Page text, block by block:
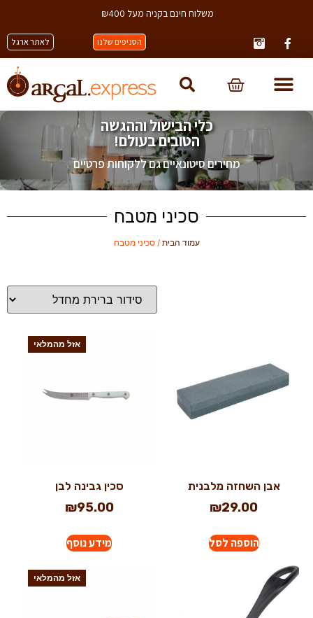
משלוח חינם בקניה מעל ₪400
הסניפים שלנו לאתר ארגל
כלי הבישול וההגשה
הטובים בעולם!
מחירים סיטונאיים גם ללקוחות פרטיים
סכיני מטבח
עמוד הבית / סכיני מטבח
אבן השחזה מלבנית
₪29.00
הוספה לסל
אזל מהמלאי
סכין גבינה לבן
₪95.00
מידע נוסף
אזל מהמלאי